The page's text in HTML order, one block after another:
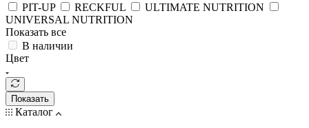
PIT-UP
RECKFUL
ULTIMATE NUTRITION
UNIVERSAL NUTRITION
Показать все
В наличии
Цвет
Показать
Каталог